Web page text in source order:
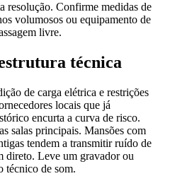
resolução. Confirme medidas de
volumosos ou equipamento de
livre.
técnica
de carga elétrica e restrições
locais que já
encurta a curva de risco.
salas principais. Mansões com
tendem a transmitir ruído de
direto. Leve um gravador ou
técnico de som.